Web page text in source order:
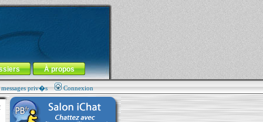
À propos
priv�s Connexion